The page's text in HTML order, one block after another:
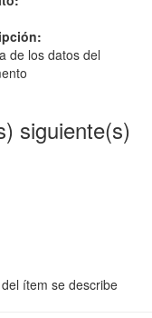
de los datos del
siguiente(s)
ítem se describe